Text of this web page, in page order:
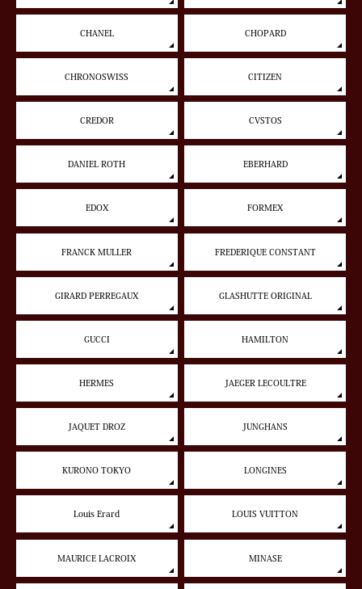
CHANEL CHOPARD
CHRONOSWISS CITIZEN
CREDOR CVSTOS
DANIEL ROTH EBERHARD
EDOX FORMEX
FRANCK MULLER FREDERIQUE CONSTANT
GIRARD PERREGAUX GLASHUTTE ORIGINAL
GUCCI HAMILTON
HERMES JAEGER LECOULTRE
JAQUET DROZ JUNGHANS
KURONO TOKYO LONGINES
Louis Erard LOUIS VUITTON
MAURICE LACROIX MINASE